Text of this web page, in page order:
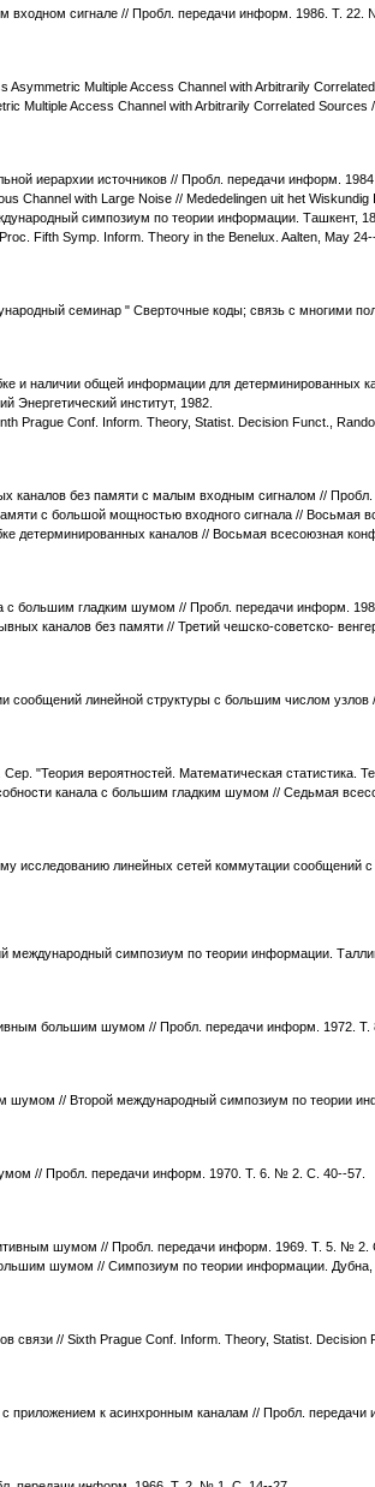
входном сигнале // Пробл. передачи информ. 1986. Т. 22.
Multiple Access Channel with Arbitrarily
Multiple Access Channel with Arbitrarily Correlated
иерархии источников // Пробл. передачи информ.
Channel with Large Noise // Mededelingen uit het
симпозиум по теории информации. Ташкент,
Fifth Symp. Inform. Theory in the Benelux. Aalten, May
семинар " Сверточные коды; связь с многими
и наличии общей информации для
Энергетический институт, 1982.
Prague Conf. Inform. Theory, Statist. Decision Funct.,
каналов без памяти с малым входным сигналом //
с большой мощностью входного сигнала //
детерминированных каналов // Восьмая всесоюзная
с большим гладким шумом // Пробл. передачи информ.
каналов без памяти // Третий чешско-советско-
сообщений линейной структуры с большим числом
"Теория вероятностей. Математическая статистика.
канала с большим гладким шумом // Седьмая
исследованию линейных сетей коммутации
симпозиум по теории информации.
большим шумом // Пробл. передачи информ. 1972.
// Второй международный симпозиум по теории
// Пробл. передачи информ. 1970. Т. 6. № 2. С. 40--57.
шумом // Пробл. передачи информ. 1969. Т. 5. № 2.
шумом // Симпозиум по теории информации. Дубна,
связи // Sixth Prague Conf. Inform. Theory, Statist.
приложением к асинхронным каналам // Пробл.